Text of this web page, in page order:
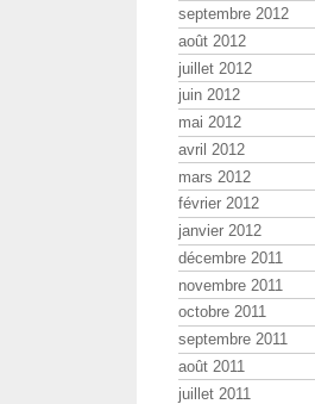
septembre 2012
août 2012
juillet 2012
juin 2012
mai 2012
avril 2012
mars 2012
février 2012
janvier 2012
décembre 2011
novembre 2011
octobre 2011
septembre 2011
août 2011
juillet 2011